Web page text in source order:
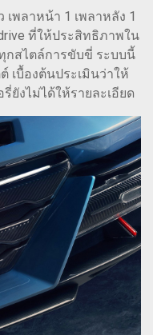
เพลาหน้า 1 เพลาหลัง 1
ที่ให้ประสิทธิภาพใน
สไตล์การขับขี่ ระบบนี้
เบื้องต้นประเมินว่าให้
ยังไม่ได้ให้รายละเอียด